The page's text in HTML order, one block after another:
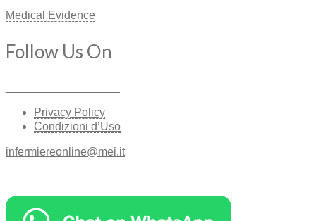
Medical Evidence
Follow Us On
Privacy Policy
Condizioni d’Uso
infermiereonline@mei.it